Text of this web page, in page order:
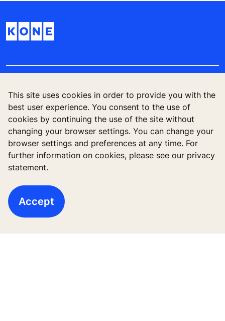
This site uses cookies in order to provide you with the
best user experience. You consent to the use of
cookies by continuing the use of the site without
changing your browser settings. You can change your
browser settings and preferences at any time. For
further information on cookies, please see our privacy
statement.
Accept
Quick Links
Contact us
Working at KONE
For Suppliers